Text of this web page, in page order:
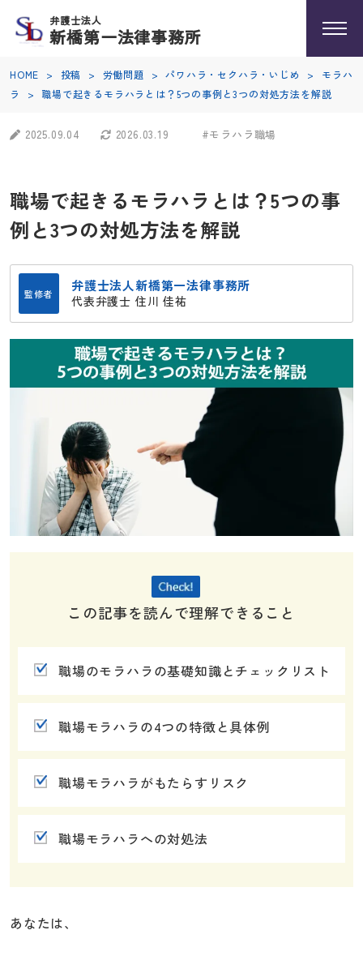
弁護士法人
新橋第一法律事務所
HOME > 投稿 > 労働問題 > パワハラ・セクハラ・いじめ >
モラハ
ラ
> 職場で起きるモラハラとは？5つの事例と3つの対処方法を解説
2025.09.04 2026.03.19 #モラハラ職場
職場で起きるモラハラとは？5つの事
例と3つの対処方法を解説
監修者 弁護士法人新橋第一法律事務所
代表弁護士 住川 佳祐
この記事を読んで理解できること
職場のモラハラの基礎知識とチェックリスト
職場モラハラの4つの特徴と具体例
職場モラハラがもたらすリスク
職場モラハラへの対処法
あなたは、